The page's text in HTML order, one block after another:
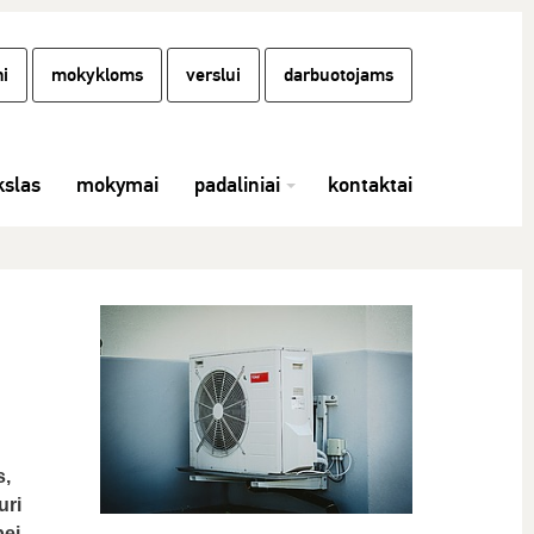
mokykloms verslui darbuotojams
mokymai padaliniai kontaktai